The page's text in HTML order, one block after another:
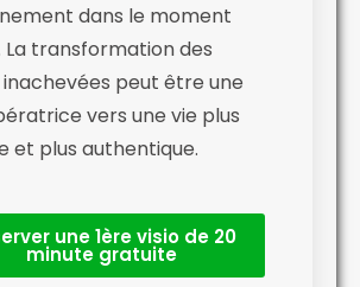
dans le moment
La transformation des
peut être une
vers une vie plus
et plus authentique.
une 1ère visio de 20
minute gratuite